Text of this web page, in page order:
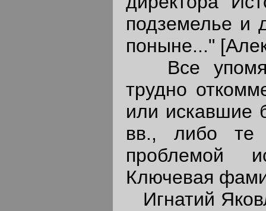
подземелье и
поныне..."
Все
трудно
или искавшие
вв., либо те
проблемой
Ключевая
Игнатий